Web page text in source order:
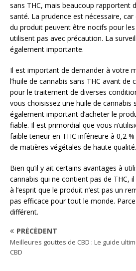
sans THC, mais beaucoup rapportent
santé. La prudence est nécessaire,
du produit peuvent être nocifs pour
utilisent pas avec précaution. La
également importante.
Il est important de demander à votre
l’huile de cannabis sans THC avant de
pour le traitement de diverses
vous choisissez une huile de cannabis
également important d’acheter le
fiable. Il est primordial que vous
faible teneur en THC inférieure à 0,2
de matières végétales de haute qualité.
Bien qu’il y ait certains avantages à
cannabis qui ne contient pas de THC,
à l’esprit que le produit n’est pas un
pas efficace pour tout le monde.
différent.
PRÉCÉDENT
Meilleures gouttes de CBD : Le guide
CBD